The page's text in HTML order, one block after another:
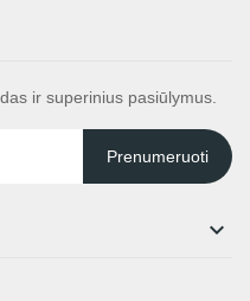
ir superinius pasiūlymus.
Prenumeruoti
